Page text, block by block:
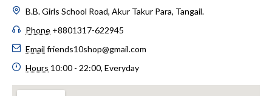
B.B. Girls School Road, Akur Takur Para, Tangail.
Phone +8801317-622945
Email friends10shop@gmail.com
Hours 10:00 - 22:00, Everyday